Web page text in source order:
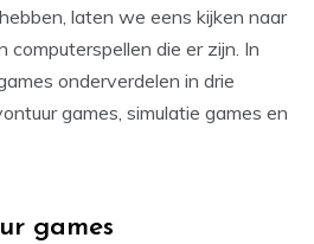
laten we eens kijken naar
computerspellen die er zijn. In
onderverdelen in drie
games, simulatie games en
games